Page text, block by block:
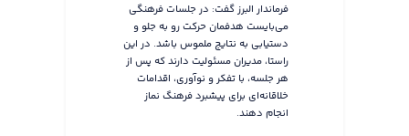
فرماندار البرز گفت: در جلسات فرهنگی
می‌بایست هدفمان حرکت رو به جلو و
دستیابی به نتایج ملموس باشد. در این
راستا، مدیران مسئولیت دارند که پس از
هر جلسه، با تفکر و نوآوری، اقدامات
خلاقانه‌ای برای پیشبرد فرهنگ نماز
انجام دهند.